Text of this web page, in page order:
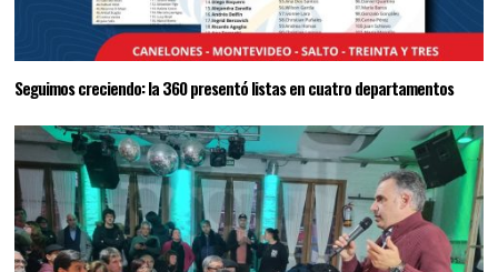
Seguimos creciendo: la 360 presentó listas en cuatro departamentos